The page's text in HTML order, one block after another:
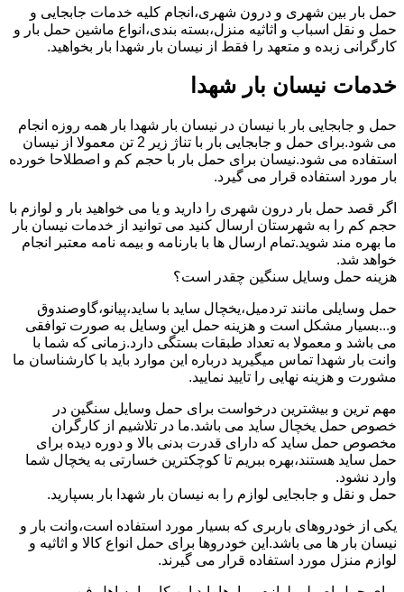
حمل بار بین شهری و درون شهری،انجام کلیه خدمات جابجایی و
حمل و نقل اسباب و اثاثیه منزل،بسته بندی،انواع ماشین حمل بار و
کارگرانی زبده و متعهد را فقط از نیسان بار شهدا بار بخواهید.
خدمات نیسان بار شهدا
حمل و جابجایی بار با نیسان در نیسان بار شهدا بار همه روزه انجام
می شود.برای حمل و جابجایی بار با تناژ زیر 2 تن معمولا از نیسان
استفاده می شود.نیسان برای حمل بار با حجم کم و اصطلاحا خورده
بار مورد استفاده قرار می گیرد.
اگر قصد حمل بار درون شهری را دارید و یا می خواهید بار و لوازم با
حجم کم را به شهرستان ارسال کنید می توانید از خدمات نیسان بار
ما بهره مند شوید.تمام ارسال ها با بارنامه و بیمه نامه معتبر انجام
خواهد شد.
هزینه حمل وسایل سنگین چقدر است؟
حمل وسایلی مانند تردمیل،یخچال ساید با ساید،پیانو،گاوصندوق
و...بسیار مشکل است و هزینه حمل این وسایل به صورت توافقی
می باشد و معمولا به تعداد طبقات بستگی دارد.زمانی که شما با
وانت بار شهدا تماس میگیرید درباره این موارد باید با کارشناسان ما
مشورت و هزینه نهایی را تایید نمایید.
مهم ترین و بیشترین درخواست برای حمل وسایل سنگین در
خصوص حمل یخچال ساید می باشد.ما در تلاشیم از کارگران
مخصوص حمل ساید که دارای قدرت بدنی بالا و دوره دیده برای
حمل ساید هستند،بهره ببریم تا کوچکترین خسارتی به یخچال شما
وارد نشود.
حمل و نقل و جابجایی لوازم را به نیسان بار شهدا بار بسپارید.
یکی از خودروهای باربری که بسیار مورد استفاده است،وانت بار و
نیسان بار ها می باشد.این خودروها برای حمل انواع کالا و اثاثیه و
لوازم منزل مورد استفاده قرار می گیرند.